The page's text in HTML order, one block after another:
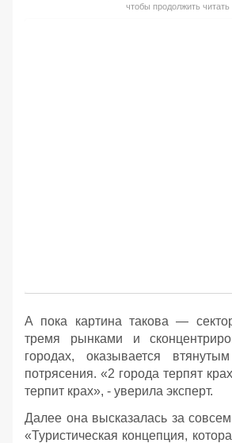
чтобы продолжить читать
А пока картина такова —
тремя рынками и
городах, оказывается
потрясения. «2 города терпят
терпит крах», - уверила эксперт.
Далее она высказалась за
«Туристическая концепция,